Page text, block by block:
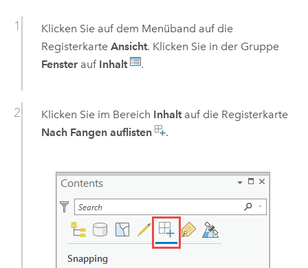
Klicken Sie auf dem Menüband auf die
Registerkarte Ansicht. Klicken Sie in der Gruppe
Fensterauf Inhalt .
Klicken Sie im Bereich Inhaltauf die Registerkarte
Nach Fangen auflisten
.